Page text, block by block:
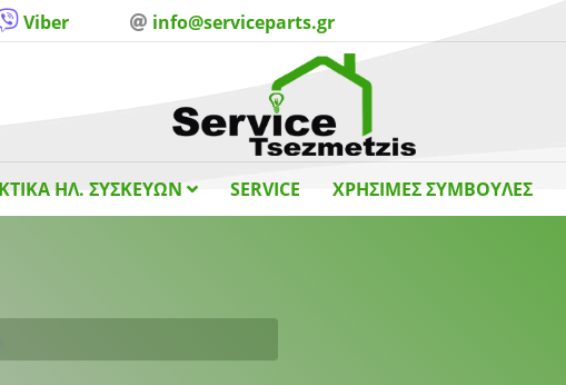
Viber info@serviceparts.gr
ΗΛ. ΣΥΣΚΕΥΩΝ SERVICE ΧΡΗΣΙΜΕΣ ΣΥΜΒΟΥΛΕΣ